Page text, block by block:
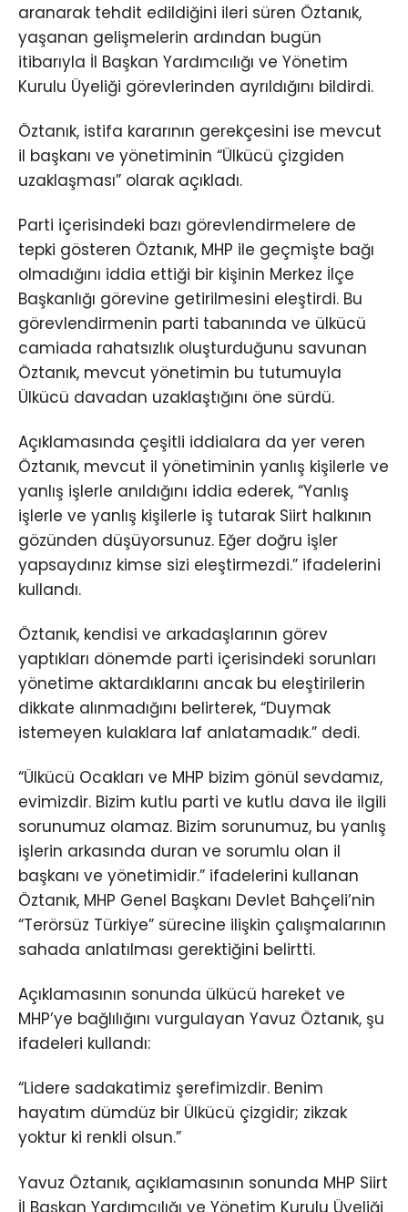
aranarak tehdit edildiğini ileri süren Öztanık,
yaşanan gelişmelerin ardından bugün
itibarıyla İl Başkan Yardımcılığı ve Yönetim
Kurulu Üyeliği görevlerinden ayrıldığını bildirdi.
Öztanık, istifa kararının gerekçesini ise mevcut
il başkanı ve yönetiminin “Ülkücü çizgiden
uzaklaşması” olarak açıkladı.
Parti içerisindeki bazı görevlendirmelere de
tepki gösteren Öztanık, MHP ile geçmişte bağı
olmadığını iddia ettiği bir kişinin Merkez İlçe
Başkanlığı görevine getirilmesini eleştirdi. Bu
görevlendirmenin parti tabanında ve ülkücü
camiada rahatsızlık oluşturduğunu savunan
Öztanık, mevcut yönetimin bu tutumuyla
Ülkücü davadan uzaklaştığını öne sürdü.
Açıklamasında çeşitli iddialara da yer veren
Öztanık, mevcut il yönetiminin yanlış kişilerle ve
yanlış işlerle anıldığını iddia ederek, “Yanlış
işlerle ve yanlış kişilerle iş tutarak Siirt halkının
gözünden düşüyorsunuz. Eğer doğru işler
yapsaydınız kimse sizi eleştirmezdi.” ifadelerini
kullandı.
Öztanık, kendisi ve arkadaşlarının görev
yaptıkları dönemde parti içerisindeki sorunları
yönetime aktardıklarını ancak bu eleştirilerin
dikkate alınmadığını belirterek, “Duymak
istemeyen kulaklara laf anlatamadık.” dedi.
“Ülkücü Ocakları ve MHP bizim gönül sevdamız,
evimizdir. Bizim kutlu parti ve kutlu dava ile ilgili
sorunumuz olamaz. Bizim sorunumuz, bu yanlış
işlerin arkasında duran ve sorumlu olan il
başkanı ve yönetimidir.” ifadelerini kullanan
Öztanık, MHP Genel Başkanı Devlet Bahçeli’nin
“Terörsüz Türkiye” sürecine ilişkin çalışmalarının
sahada anlatılması gerektiğini belirtti.
Açıklamasının sonunda ülkücü hareket ve
MHP’ye bağlılığını vurgulayan Yavuz Öztanık, şu
ifadeleri kullandı:
“Lidere sadakatimiz şerefimizdir. Benim
hayatım dümdüz bir Ülkücü çizgidir; zikzak
yoktur ki renkli olsun.”
Yavuz Öztanık, açıklamasının sonunda MHP Siirt
İl Başkan Yardımcılığı ve Yönetim Kurulu Üyeliği